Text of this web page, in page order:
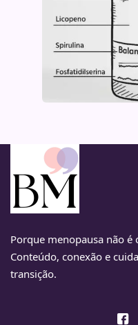
Porque menopausa não
Conteúdo, conexão e
transição.